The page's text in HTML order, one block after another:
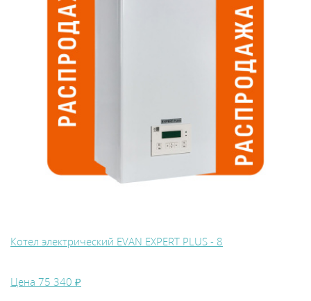
Котел электрический EVAN EXPERT PLUS - 8
Цена 75 340 ₽